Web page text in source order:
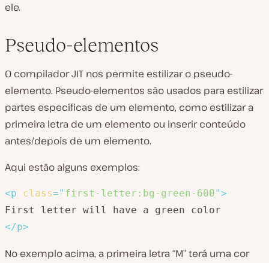
ele.
Pseudo-elementos
O compilador JIT nos permite estilizar o pseudo-
elemento. Pseudo-elementos são usados para estilizar
partes específicas de um elemento, como estilizar a
primeira letra de um elemento ou inserir conteúdo
antes/depois de um elemento.
Aqui estão alguns exemplos:
<p class=" first-letter:bg-green-600">
</p>
No exemplo acima, a primeira letra “M” terá uma cor